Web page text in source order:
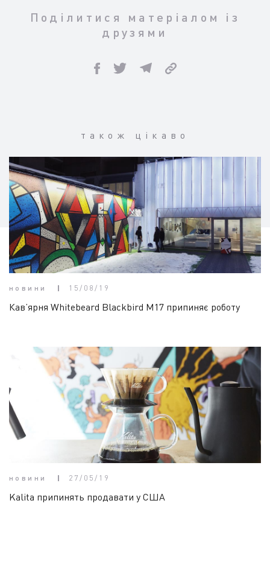
Поділитися матеріалом із
друзями
також цікаво
новини 15/08/19
Кав’ярня Whitebeard Blackbird M17 припиняє роботу
новини 27/05/19
Kalita припинять продавати у США